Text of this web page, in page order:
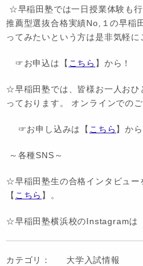
☆早稲田塾では一日授業体験も
推薦型選抜合格実績No,１の早稲
ってみたいという方は是非気軽に
☞お申込は【 こちら 】から！
☆早稲田塾では、皆様お一人おひ
っております。 オンラインでの
☞お申し込みは【 こちら 】から
～各種SNS～
☆早稲田塾生の合格インタビュー
【 こちら 】。
☆早稲田塾横浜校のInstagramは
カテゴリ： 大学入試情報